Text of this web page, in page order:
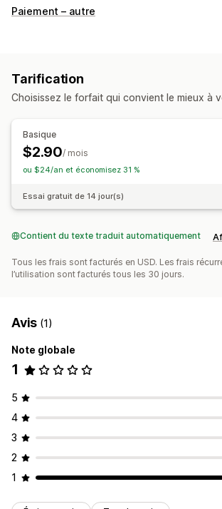
Paiement – autre
Tarification
Choisissez le forfait qui convient le mieux à
Basique
$2.90/ mois
ou $24/an et économisez 31 %
Essai gratuit de 14 jour(s)
Contient du texte traduit automatiquement
Tous les frais sont facturés en USD. Les frais
l’utilisation sont facturés tous les 30 jours.
Avis (1)
Note globale
1
5
4
3
2
1